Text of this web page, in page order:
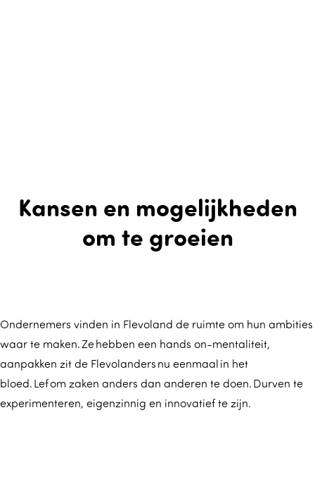
Kansen en mogelijkheden
om te groeien
Ondernemers vinden in Flevoland de ruimte om hun ambities
waar te maken. Ze hebben een hands on-mentaliteit,
aanpakken zit de Flevolanders nu eenmaal in het
bloed. Lef om zaken anders dan anderen te doen. Durven te
experimenteren, eigenzinnig en innovatief te zijn.